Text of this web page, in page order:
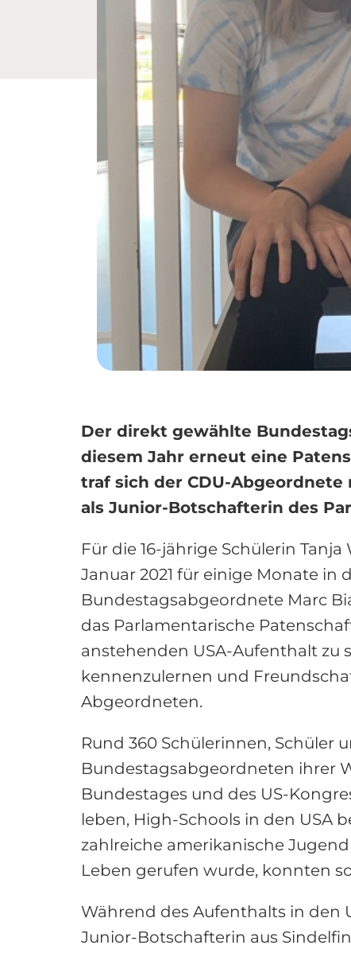
Der direkt gewählte
diesem Jahr erneut eine
traf sich der CDU-
als Junior-Botschafterin des
Für die 16-jährige Schülerin
Januar 2021 für einige Monate in
Bundestagsabgeordnete Marc
das Parlamentarische
anstehenden USA-Aufenthalt zu
kennenzulernen und
Abgeordneten.
Rund 360 Schülerinnen, Schüler
Bundestagsabgeordneten ihrer
Bundestages und des US-
leben, High-Schools in den USA
zahlreiche amerikanische
Leben gerufen wurde, konnten
Während des Aufenthalts in den
Junior-Botschafterin aus